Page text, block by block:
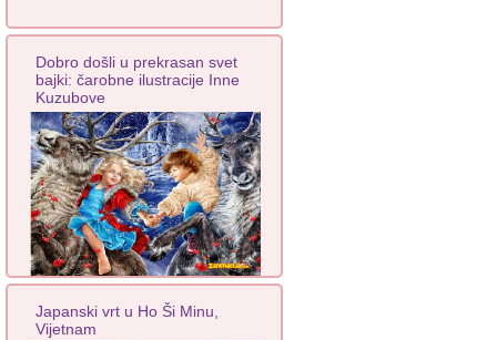
Dobro došli u prekrasan svet
bajki: čarobne ilustracije Inne
Kuzubove
Japanski vrt u Ho Ši Minu,
Vijetnam